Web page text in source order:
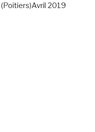
(Poitiers)Avril 2019